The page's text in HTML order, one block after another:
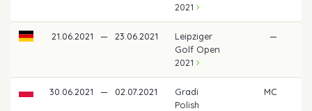
2021
21.06.2021 — 23.06.2021
Leipziger
Golf Open
2021
—
30.06.2021 — 02.07.2021
Gradi
Polish
MC